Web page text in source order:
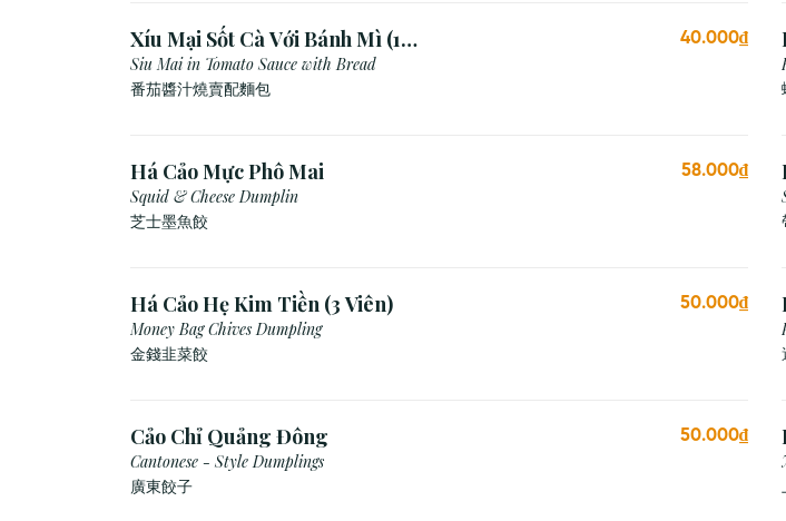
Xíu Mại Sốt Cà Với Bánh Mì (1
Viên)
Siu Mai in Tomato Sauce with Bread
番茄醬汁燒賣配麵包
40.000₫
Há Cảo Mực Phô Mai
Squid & Cheese Dumplin
芝⼠墨⿂餃
58.000₫
Há Cảo Hẹ Kim Tiền (3 Viên)
Money Bag Chives Dumpling
金錢韭菜餃
50.000₫
Cảo Chỉ Quảng Đông
Cantonese - Style Dumplings
廣東餃⼦
50.000₫